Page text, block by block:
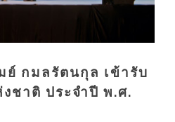
กมลรัตนกุล เข้ารับ
ชาติ ประจำปี พ.ศ.